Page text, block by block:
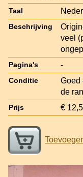
Taal
Beschrijving
veel
Pagina's -
Conditie
Goed
de
Prijs €